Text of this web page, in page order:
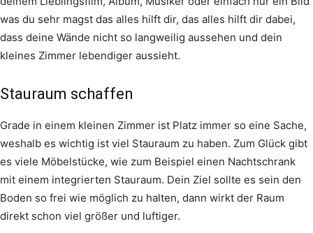
was du sehr magst das alles hilft dir, das alles hilft dir dabei,
dass deine Wände nicht so langweilig aussehen und dein
kleines Zimmer lebendiger aussieht.
Stauraum schaffen
Grade in einem kleinen Zimmer ist Platz immer so eine Sache,
weshalb es wichtig ist viel Stauraum zu haben. Zum Glück gibt
es viele Möbelstücke, wie zum Beispiel einen Nachtschrank
mit einem integrierten Stauraum. Dein Ziel sollte es sein den
Boden so frei wie möglich zu halten, dann wirkt der Raum
direkt schon viel größer und luftiger.